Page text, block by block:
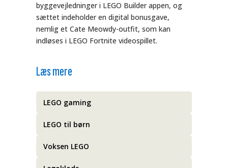
byggevejledninger i LEGO Builder appen, og
sættet indeholder en digital bonusgave,
nemlig et Cate Meowdy-outfit, som kan
indløses i LEGO Fortnite videospillet.
Læs mere
LEGO gaming
LEGO til børn
Voksen LEGO